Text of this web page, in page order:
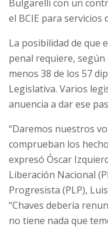
Bulgarelli con un
el BCIE para servicios
La posibilidad de que
penal requiere,
menos 38 de los 57
Legislativa. Varios
anuencia a dar ese
“Daremos nuestros
comprueban los
expresó Óscar
Liberación Nacional
Progresista (PLP),
“Chaves debería
no tiene nada que